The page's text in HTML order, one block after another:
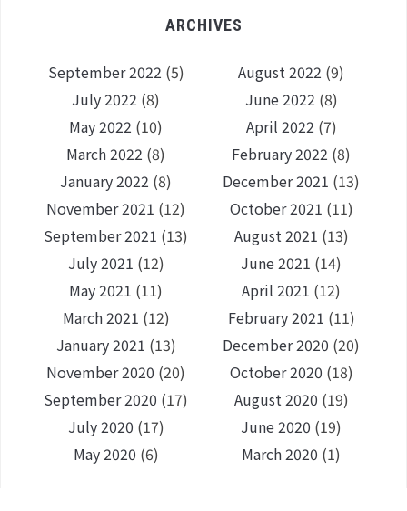
ARCHIVES
September 2022 (5) August 2022 (9)
July 2022 (8) June 2022 (8)
May 2022 (10) April 2022 (7)
March 2022 (8) February 2022 (8)
January 2022 (8) December 2021 (13)
November 2021 (12) October 2021 (11)
September 2021 (13) August 2021 (13)
July 2021 (12) June 2021 (14)
May 2021 (11) April 2021 (12)
March 2021 (12) February 2021 (11)
January 2021 (13) December 2020 (20)
November 2020 (20) October 2020 (18)
September 2020 (17) August 2020 (19)
July 2020 (17) June 2020 (19)
May 2020 (6) March 2020 (1)